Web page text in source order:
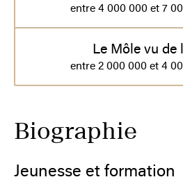
entre 4 000 000 et 7
Le Môle vu de
entre 2 000 000 et 4
Biographie
Jeunesse et formation